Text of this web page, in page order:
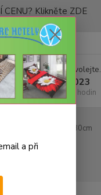
CENU? Klikněte ZDE
Nevíte si rady? Zavolejte.
+420 773 794 023
Pondělí-pátek 9-16 hodin
Rozměr 140x180cm
a při